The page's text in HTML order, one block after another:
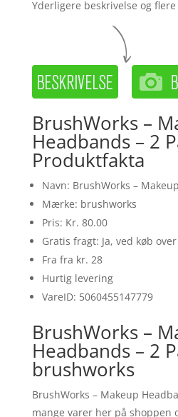
Yderligere beskrivelse og
BrushWorks –
Headbands – 2
Produktfakta
Navn: BrushWorks –
Mærke: brushworks
Pris: Kr. 80.00
Gratis fragt: Ja, ved køb
Fra fra kr. 28
Hurtig levering
VareID: 5060455147779
BrushWorks –
Headbands – 2
brushworks
BrushWorks – Makeup
mange varer her på shoppen